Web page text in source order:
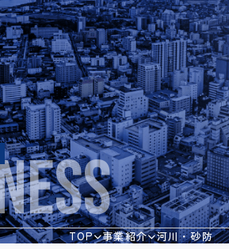
TOP 事業紹介 河川・砂防